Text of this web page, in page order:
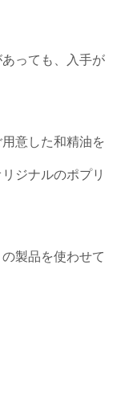
っても、入手が
意した和精油を
ジナルのポプリ
の製品を使わせて